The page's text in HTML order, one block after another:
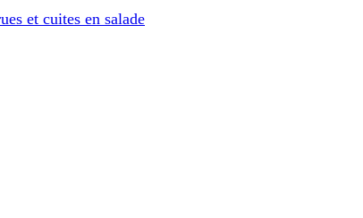
et cuites en salade